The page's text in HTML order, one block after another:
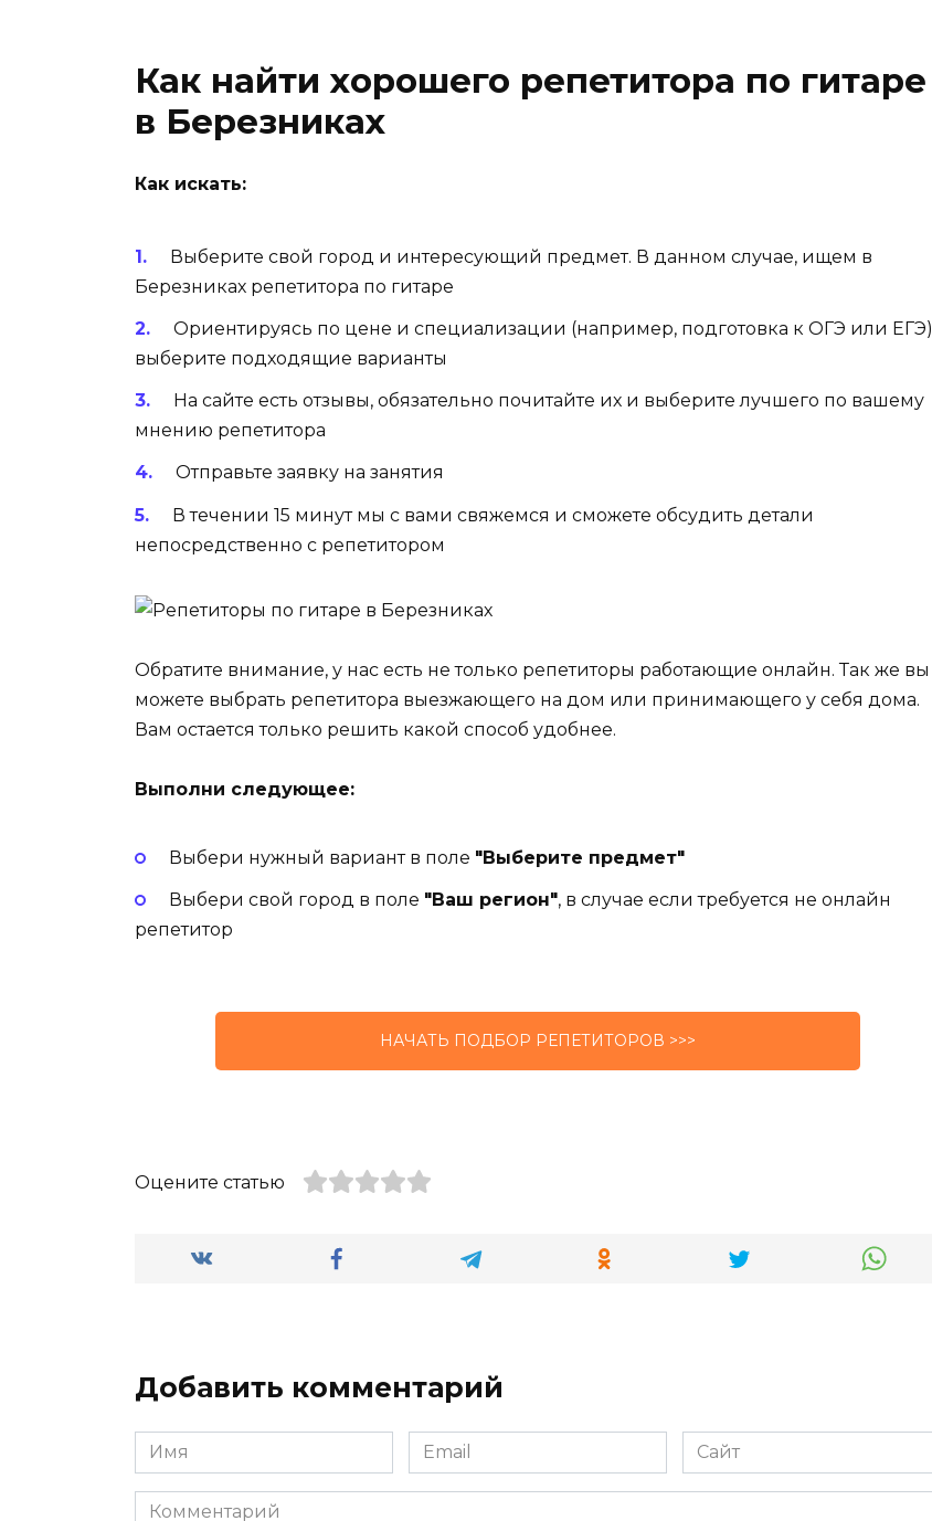
Как найти хорошего репетитора по гитаре
в Березниках
Как искать:
Выберите свой город и интересующий предмет. В данном случае, ищем в
Березниках репетитора по гитаре
Ориентируясь по цене и специализации (например, подготовка к ОГЭ или ЕГЭ)
выберите подходящие варианты
На сайте есть отзывы, обязательно почитайте их и выберите лучшего по вашему
мнению репетитора
Отправьте заявку на занятия
В течении 15 минут мы с вами свяжемся и сможете обсудить детали
непосредственно с репетитором
Обратите внимание, у нас есть не только репетиторы работающие онлайн. Так же вы
можете выбрать репетитора выезжающего на дом или принимающего у себя дома.
Вам остается только решить какой способ удобнее.
Выполни следующее:
Выбери нужный вариант в поле "Выберите предмет"
Выбери свой город в поле "Ваш регион", в случае если требуется не онлайн
репетитор
НАЧАТЬ ПОДБОР РЕПЕТИТОРОВ >>>
Оцените статью
Добавить комментарий
Имя
*
Email
*
Сайт
Комментарий